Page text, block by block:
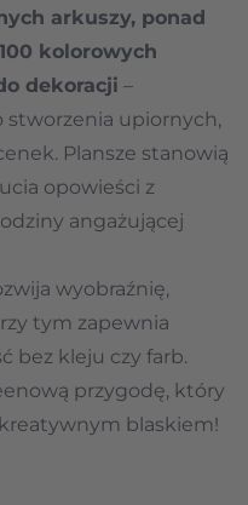
arkuszy, ponad
kolorowych
dekoracji –
stworzenia upiornych,
Plansze stanowią
opowieści z
angażującej
wyobraźnię,
tym zapewnia
bez kleju czy farb.
przygodę, który
blaskiem!